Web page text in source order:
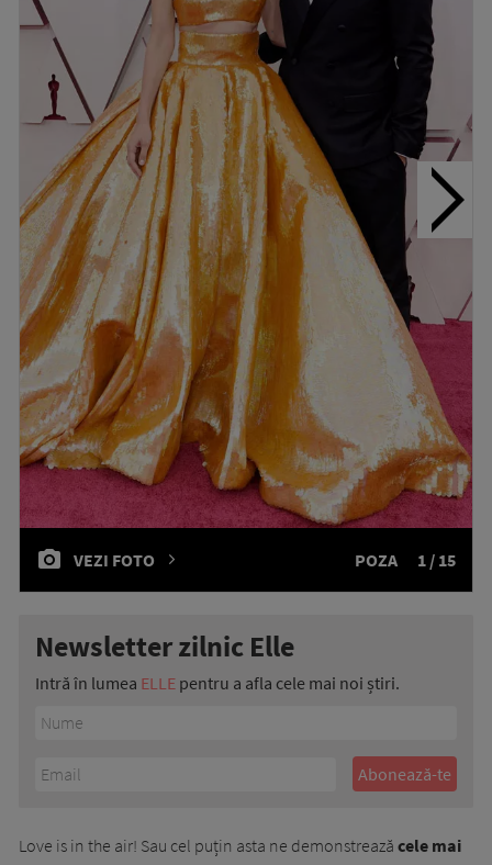
VEZI FOTO POZA 1 / 15
Newsletter zilnic Elle
Intră în lumea ELLE pentru a afla cele mai noi știri.
Love is in the air! Sau cel puțin asta ne demonstrează cele mai